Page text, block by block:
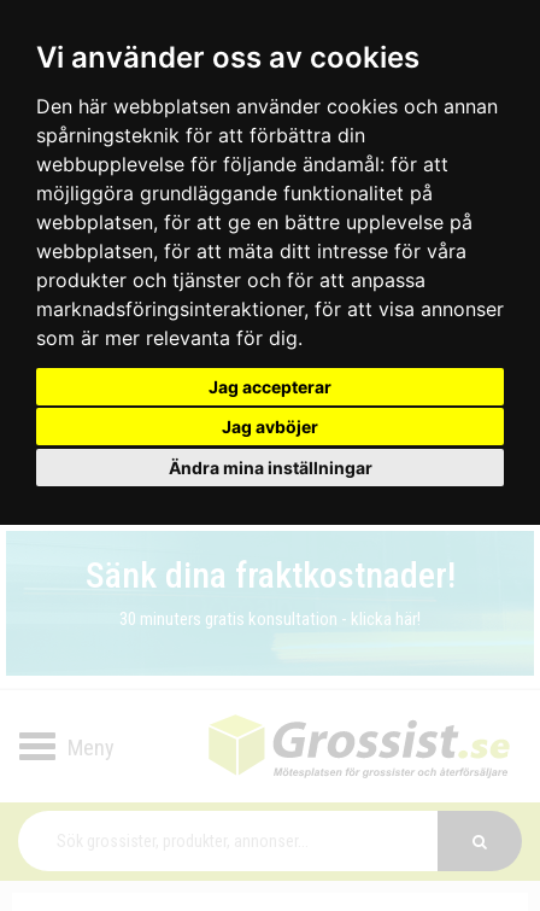
Vi använder oss av cookies
Den här webbplatsen använder cookies och annan
spårningsteknik för att förbättra din
webbupplevelse för följande ändamål: för att
möjliggöra grundläggande funktionalitet på
webbplatsen, för att ge en bättre upplevelse på
webbplatsen, för att mäta ditt intresse för våra
produkter och tjänster och för att anpassa
marknadsföringsinteraktioner, för att visa annonser
som är mer relevanta för dig.
Jag accepterar
Jag avböjer
Ändra mina inställningar
Sänk dina fraktkostnader!
30 minuters gratis konsultation - klicka här!
Toggle